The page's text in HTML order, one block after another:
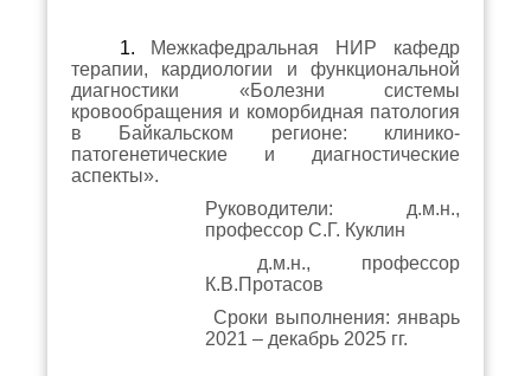
1. Межкафедральная НИР кафедр
терапии, кардиологии и функциональной
диагностики «Болезни системы
кровообращения и коморбидная патология
в Байкальском регионе: клинико-
патогенетические и диагностические
аспекты».
Руководители: д.м.н.,
профессор С.Г. Куклин
д.м.н., профессор
К.В.Протасов
Сроки выполнения: январь
2021 – декабрь 2025 гг.